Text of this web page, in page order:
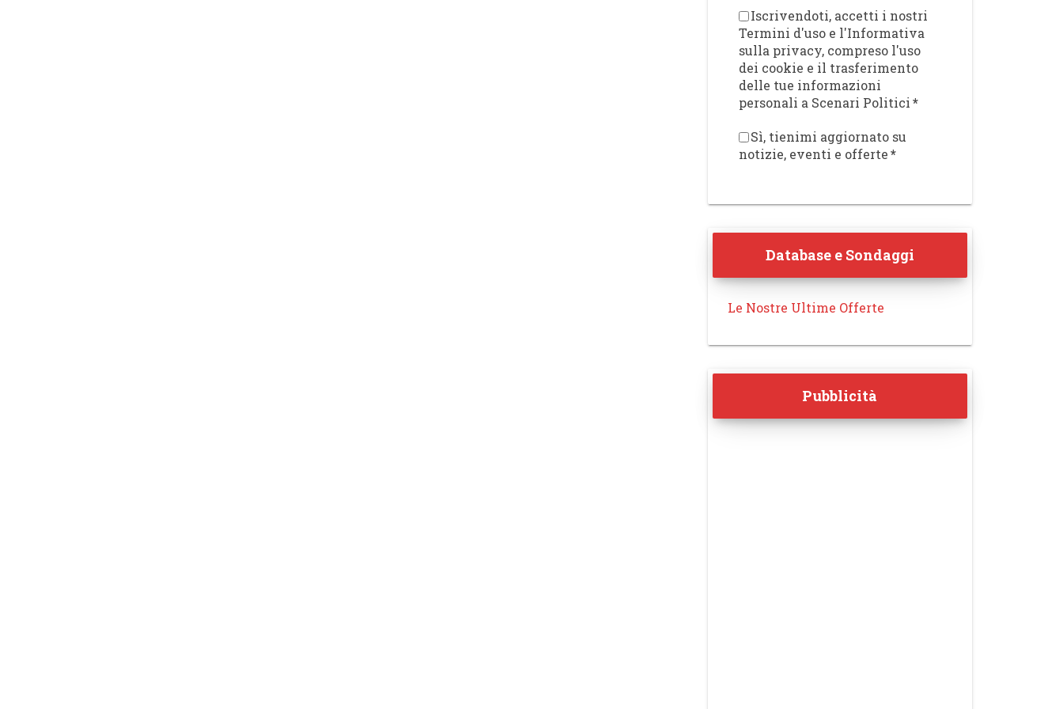
Iscrivendoti, accetti i nostri
Termini d'uso e l'Informativa
sulla privacy, compreso l'uso
dei cookie e il trasferimento
delle tue informazioni
personali a Scenari Politici*
Sì, tienimi aggiornato su
notizie, eventi e offerte*
Database e Sondaggi
Le Nostre Ultime Offerte
Pubblicità